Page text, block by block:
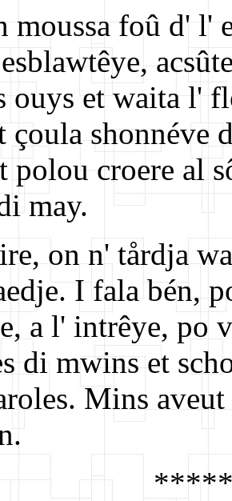
moussa foû d' l'
ouys et waita l'
çoula shonnéve
polou croere al
may.
on n' tårdja
I fala bén,
a l' intrêye, po
di mwins et
Mins